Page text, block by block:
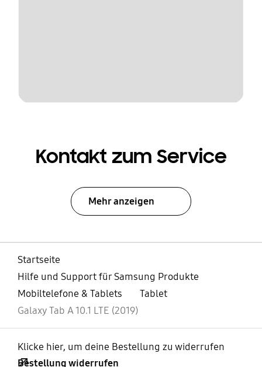
Kontakt zum Service
Mehr anzeigen
Startseite
Hilfe und Support für Samsung Produkte
Mobiltelefone & Tablets
Tablet
Galaxy Tab A 10.1 LTE (2019)
Klicke hier, um deine Bestellung zu widerrufen
Bestellung widerrufen